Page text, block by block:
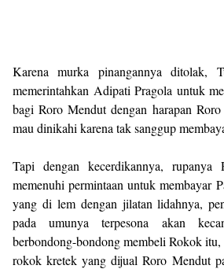
Karena murka pinangannya ditolak,
memerintahkan Adipati Pragola untuk
bagi Roro Mendut dengan harapan
mau dinikahi karena tak sanggup
Tapi dengan kecerdikannya, rupanya
memenuhi permintaan untuk membayar
yang di lem dengan jilatan lidahnya,
pada umunya terpesona akan
berbondong-bondong membeli Rokok
rokok kretek yang dijual Roro Mendut